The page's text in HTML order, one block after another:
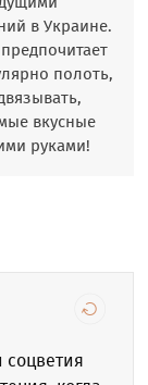
в Украине.
полоть,
вкусные
руками!
соцветия